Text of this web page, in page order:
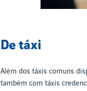
De táxi
Além dos táxis comuns
também com táxis